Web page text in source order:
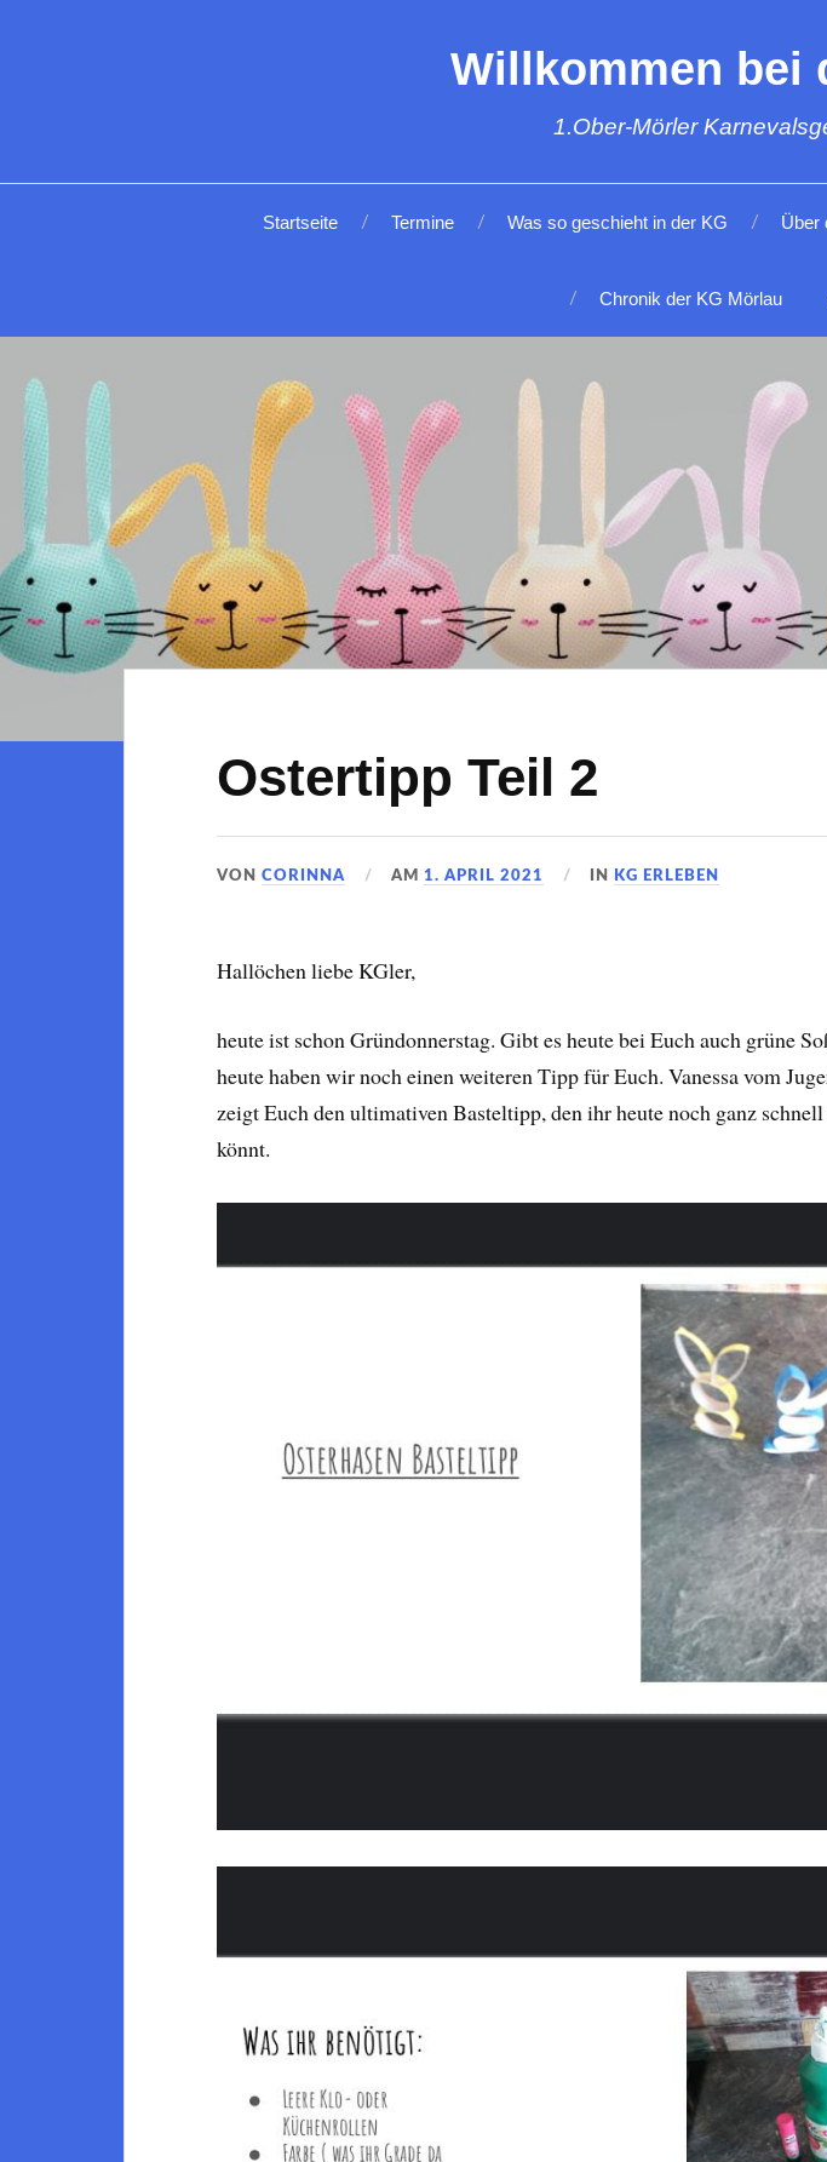
Willkommen bei
1.Ober-Mörler
Startseite Termine Was so geschieht in der KG Über
Chronik der KG Mörlau
Ostertipp Teil 2
VONCORINNA AM1. APRIL 2021 IN KG ERLEBEN
Hallöchen liebe KGler,
heute ist schon Gründonnerstag. Gibt es heute bei Euch auch grüne
heute haben wir noch einen weiteren Tipp für Euch. Vanessa vom
zeigt Euch den ultimativen Basteltipp, den ihr heute noch ganz
könnt.